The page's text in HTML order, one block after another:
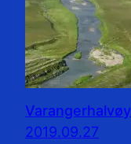
2019.09.27